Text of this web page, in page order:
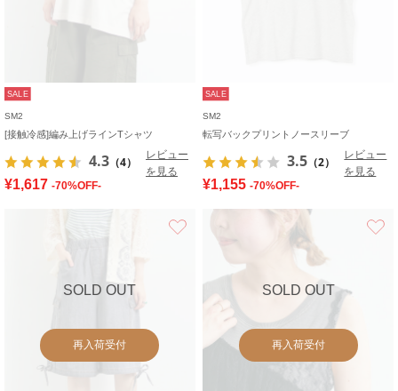
SALE
SM2
[接触冷感]編み上げラインTシャツ
4.3 （4）
レビュー
を見る
¥1,617 -70%OFF-
SALE
SM2
転写バックプリントノースリーブ
3.5 （2）
レビュー
を見る
¥1,155 -70%OFF-
SOLD OUT
再入荷受付
SOLD OUT
再入荷受付